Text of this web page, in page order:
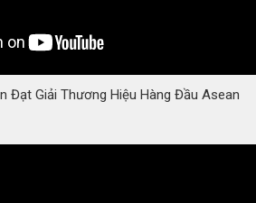
Đạt Giải Thương Hiệu Hàng Đầu Asean